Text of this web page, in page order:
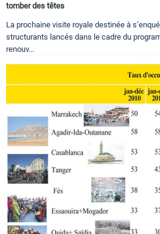
tomber des têtes
La prochaine visite royale destinée à
structurants lancés dans le cadre du
renouv...